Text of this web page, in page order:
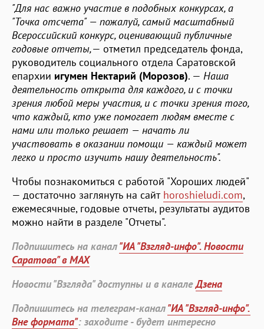
"Для нас важно участие в подобных конкурсах, а
"Точка отсчета" — пожалуй, самый масштабный
Всероссийский конкурс, оценивающий публичные
годовые отчеты,— отметил председатель фонда,
руководитель социального отдела Саратовской
епархии игумен Нектарий (Морозов). — Наша
деятельность открыта для каждого, и с точки
зрения любой меры участия, и с точки зрения того,
что каждый, кто уже помогает людям вместе с
нами или только решает — начать ли
участвовать в оказании помощи — каждый может
легко и просто изучить нашу деятельность".
Чтобы познакомиться с работой "Хороших людей"
— достаточно заглянуть на сайт horoshieludi.com,
ежемесячные, годовые отчеты, результаты аудитов
можно найти в разделе "Отчеты".
Подпишитесь на канал"ИА "Взгляд-инфо". Новости
Саратова" в MAX
Новости "Взгляда" доступны и в каналеДзена
Подпишитесь на телеграм-канал"ИА "Взгляд-инфо".
Вне формата": заходите - будет интересно